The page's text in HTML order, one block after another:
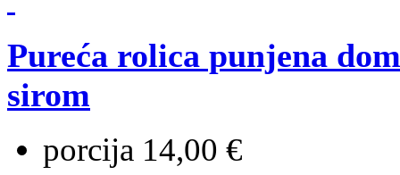
Pureća rolica punjena
sirom
porcija 14,00 €